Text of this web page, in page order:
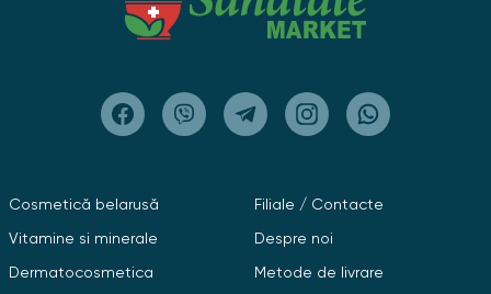
Cosmetică belarusă
Vitamine si minerale
Dermatocosmetica
Filiale / Contacte
Despre noi
Metode de livrare